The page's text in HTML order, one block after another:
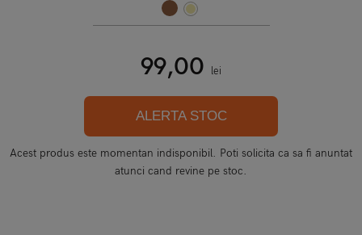
99,00 lei
ALERTA STOC
Acest produs este momentan indisponibil. Poti solicita ca sa fi anuntat
atunci cand revine pe stoc.